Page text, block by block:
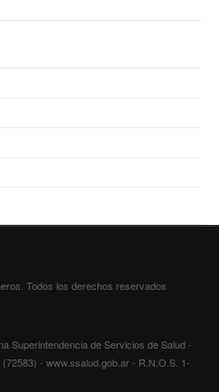
Todos los derechos reservados.
Superintendencia de Servicios de Salud -
- www.ssalud.gob.ar - R.N.O.S. 1-